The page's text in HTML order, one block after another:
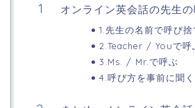
オンライン英会話の先生
1.先生の名前で呼び捨
2.Teacher / Youで呼
3.Ms. / Mr.で呼ぶ
4.呼び方を事前に聞く